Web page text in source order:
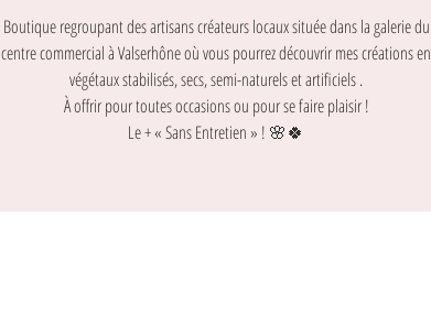
Boutique regroupant des artisans créateurs locaux située dans la galerie du
centre commercial à Valserhône où vous pourrez découvrir mes créations en
végétaux stabilisés, secs, semi-naturels et artificiels .
À offrir pour toutes occasions ou pour se faire plaisir !
Le + « Sans Entretien » ! 🌸🍀